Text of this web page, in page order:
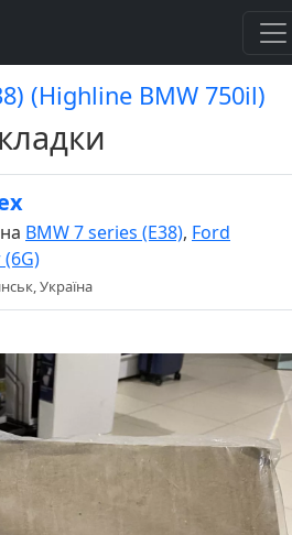
(Highline BMW 750il)
BMW 7 series (E38), Ford
Україна